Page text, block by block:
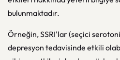
bulunmaktadır.
Örneğin, SSRI'lar (seçici
depresyon tedavisinde etkili